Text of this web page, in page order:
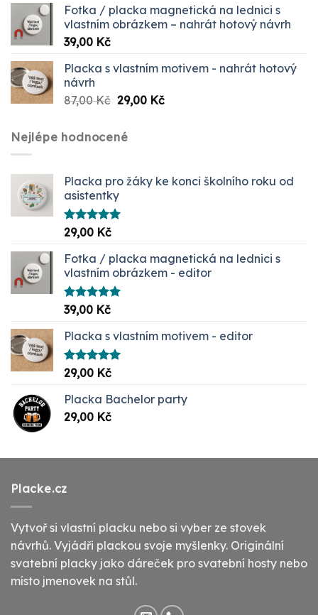
Fotka / placka magnetická na lednici s
vlastním obrázkem – nahrát hotový návrh
39,00 Kč
Placka s vlastním motivem - nahrát hotový
návrh
87,00Kč Původní
byla:
87,00 Kč.
29,00 KčAktuální
Nejlépe hodnocené
Placka pro žáky ke konci školního roku od
asistentky
Hodnocení
5.00
29,00 Kč
Fotka / placka magnetická na lednici s
vlastním obrázkem - editor
Hodnocení
5.00
39,00 Kč
Placka s vlastním motivem - editor
Hodnocení
5.00
29,00 Kč
Placka Bachelor party
29,00 Kč
Placke.cz
Vytvoř si vlastní placku nebo si vyber ze stovek
návrhů. Vyjádři plackou svoje myšlenky. Originální
svatební placky jako dáreček pro svatební hosty nebo
místo jmenovek na stůl.